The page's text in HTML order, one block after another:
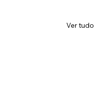
Ver tudo